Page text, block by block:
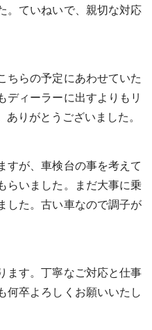
。ていねいで、親切な対応
ちらの予定にあわせていた
ディーラーに出すよりもリ
りがとうございました。
すが、車検台の事を考えて
らいました。まだ大事に乗
した。古い車なので調子が
ます。丁寧なご対応と仕事
何卒よろしくお願いいたし